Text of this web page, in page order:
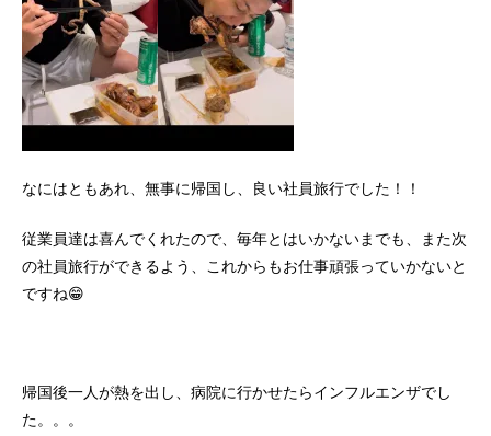
なにはともあれ、無事に帰国し、良い社員旅行でした！！
従業員達は喜んでくれたので、毎年とはいかないまでも、また次
の社員旅行ができるよう、これからもお仕事頑張っていかないと
ですね😁
帰国後一人が熱を出し、病院に行かせたらインフルエンザでし
た。。。